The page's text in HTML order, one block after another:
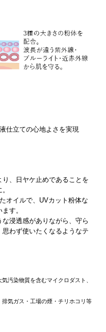
仕立ての心地よさを実現
り、日ヤケ止めであることを
オイルで、UVカット粉体な
す。
浸透感がありながら、守ら
わず使いたくなるようなテ
汚染物質を含むマイクロダスト、
気ガス・工場の煙・チリホコリ等